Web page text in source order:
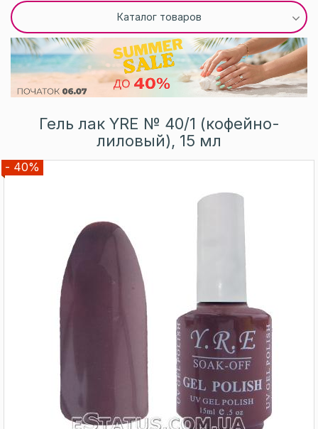
Каталог товаров
Гель лак YRE № 40/1 (кофейно-
лиловый), 15 мл
- 40%